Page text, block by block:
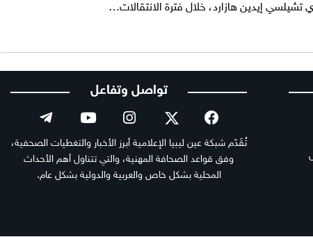
تشيلسي إيدين هازارد، خلال فترة الانتقالات…
تواصل وتفاعل
تُقَدّم شبكة عين ليبيا الإعلامية أبرز الأخبار والتغطيات الصحفية،
وفق قواعد الصحافة المهنية، والتي تتناول أهم الأحداث
المحلية بشكل خاص والعربية والدولية بشكل عام.